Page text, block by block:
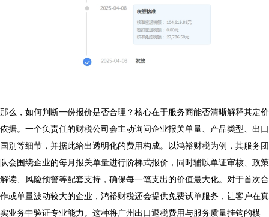
那么，如何判断一份报价是否合理？核心在于服务商能否清晰解释其定价
依据。一个负责任的财税公司会主动询问企业报关单量、产品类型、出口
国别等细节，并据此给出透明化的费用构成。以鸿裕财税为例，其服务团
队会围绕企业的每月报关单量进行阶梯式报价，同时辅以单证审核、政策
解读、风险预警等配套支持，确保每一笔支出的价值最大化。对于首次合
作或单量波动较大的企业，鸿裕财税还会提供免费试单服务，让客户在真
实业务中验证专业能力。这种将广州出口退税费用与服务质量挂钩的模